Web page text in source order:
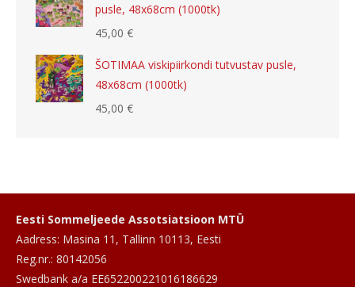
pusle, 48x68cm (1000tk)
45,00 €
ŠOTIMAA viskipiirkondi tutvustav pusle,
48x68cm (1000tk)
45,00 €
Eesti Sommeljeede Assotsiatsioon MTÜ
Aadress: Masina 11, Tallinn 10113, Eesti
Reg.nr.: 80142056
Swedbank a/a EE652200221016186629